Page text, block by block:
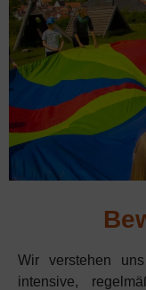
Wir verstehen
intensive,